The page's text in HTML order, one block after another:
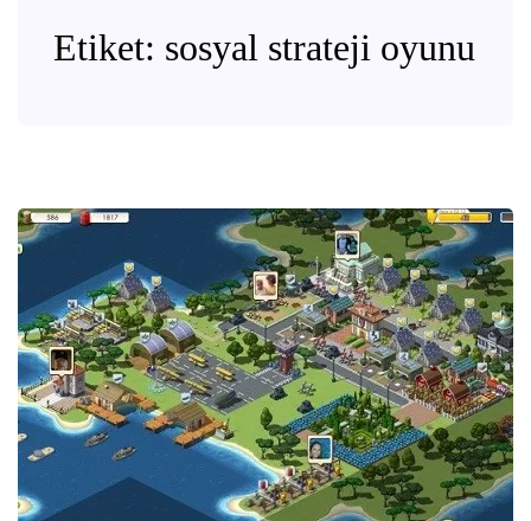
Etiket: sosyal strateji oyunu